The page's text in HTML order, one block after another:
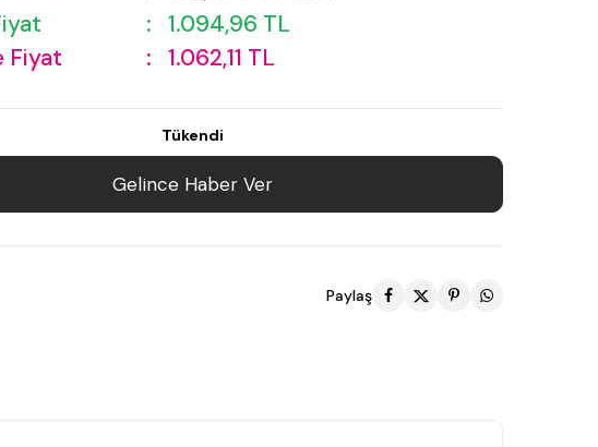
: 1.094,96 TL
Fiyat
: 1.062,11 TL
Tükendi
Gelince Haber Ver
Paylaş